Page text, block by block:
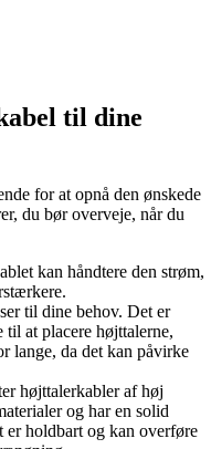
til dine
for at opnå den ønskede
du bør overveje, når du
kan håndtere den strøm,
til dine behov. Det er
at placere højttalerne,
lange, da det kan påvirke
højttalerkabler af høj
og har en solid
er holdbart og kan overføre